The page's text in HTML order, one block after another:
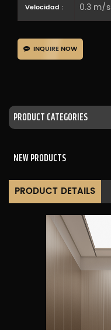
Velocidad : 0.3 m/s
INQUIRE NOW
PRODUCT CATEGORIES
NEW PRODUCTS
PRODUCT DETAILS